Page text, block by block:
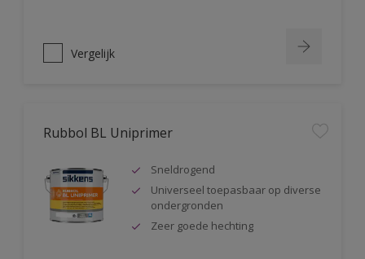
Vergelijk
Rubbol BL Uniprimer
Sneldrogend
Universeel toepasbaar op diverse
ondergronden
Zeer goede hechting